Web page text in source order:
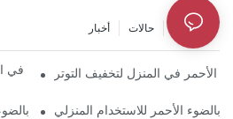
معلومات حالات أخبار
لوحة العلاج بالضوء الأحمر المتقدمة
الأحمر في المنزل لتخفيف التوتر
أفضل 5 لوحات علاج بالضوء الأحمر للاستخدام المنزلي